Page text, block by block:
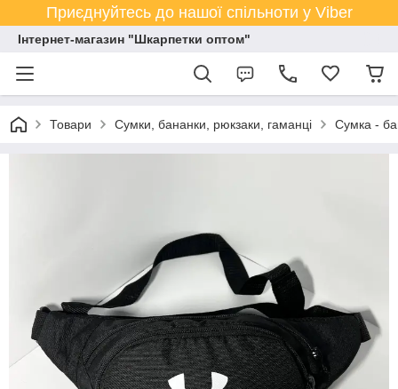
Приєднуйтесь до нашої спільноти у Viber
Інтернет-магазин "Шкарпетки оптом"
Товари Сумки, бананки, рюкзаки, гаманці Сумка -